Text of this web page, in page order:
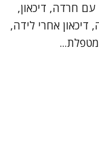
עם חרדה, דיכאון,
אחרי לידה,
מטפלת...